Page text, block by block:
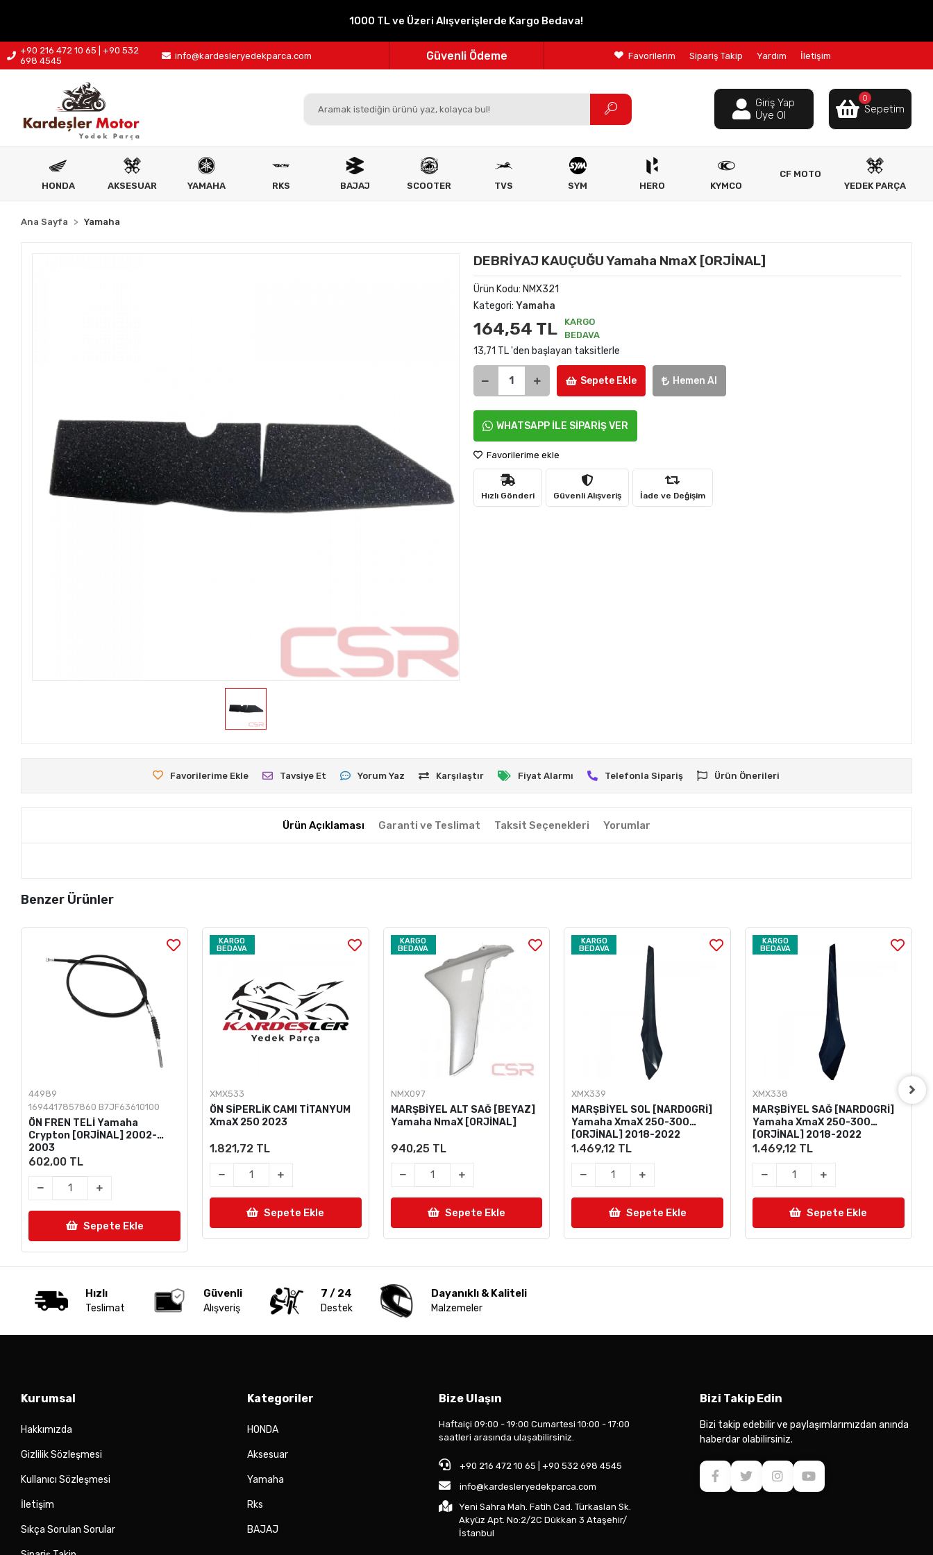
1000 TL ve Üzeri Alışverişlerde Kargo Bedava!
+90 216 472 10 65 | +90 532
698 4545
info@kardesleryedekparca.com
Parçanızın Online Adresi
100% Orijinal Ürün
Güvenli Ödeme
Ücretsiz İade
Favorilerim Sipariş Takip Yardım İletişim
Giriş Yap
Üye Ol
0
Sepetim
HONDA AKSESUAR YAMAHA RKS BAJAJ SCOOTER TVS SYM HERO KYMCO
CF MOTO
YEDEK PARÇA
Ana Sayfa Yamaha
DEBRİYAJ KAUÇUĞU Yamaha NmaX [ORJİNAL]
Ürün Kodu: NMX321
Kategori: Yamaha
164,54 TL
KARGO
BEDAVA
13,71 TL 'den başlayan taksitlerle
Sepete Ekle Hemen Al
WHATSAPP İLE SİPARİŞ VER
Favorilerime ekle
Hızlı Gönderi Güvenli Alışveriş İade ve Değişim
Favorilerime Ekle Tavsiye Et Yorum Yaz Karşılaştır Fiyat Alarmı Telefonla Sipariş Ürün Önerileri
Ürün Açıklaması Garanti ve Teslimat Taksit Seçenekleri Yorumlar
Benzer Ürünler
44989
1694417857860 B7JF63610100
ÖN FREN TELİ Yamaha
Crypton [ORJİNAL] 2002-
2003
602,00 TL
Sepete Ekle
KARGO
BEDAVA
XMX533
ÖN SİPERLİK CAMI TİTANYUM
XmaX 250 2023
1.821,72 TL
Sepete Ekle
KARGO
BEDAVA
NMX097
MARŞBİYEL ALT SAĞ [BEYAZ]
Yamaha NmaX [ORJİNAL]
940,25 TL
Sepete Ekle
KARGO
BEDAVA
XMX339
MARŞBİYEL SOL [NARDOGRİ]
Yamaha XmaX 250-300
[ORJİNAL] 2018-2022
1.469,12 TL
Sepete Ekle
KARGO
BEDAVA
XMX338
MARŞBİYEL SAĞ [NARDOGRİ]
Yamaha XmaX 250-300
[ORJİNAL] 2018-2022
1.469,12 TL
Sepete Ekle
Hızlı
Teslimat
Güvenli
Alışveriş
7 / 24
Destek
Dayanıklı & Kaliteli
Malzemeler
Kurumsal
Hakkımızda
Gizlilik Sözleşmesi
Kullanıcı Sözleşmesi
İletişim
Sıkça Sorulan Sorular
Kategoriler
HONDA
Aksesuar
Yamaha
Rks
BAJAJ
Bize Ulaşın
Haftaiçi 09:00 - 19:00 Cumartesi 10:00 - 17:00
saatleri arasında ulaşabilirsiniz.
+90 216 472 10 65 | +90 532 698 4545
info@kardesleryedekparca.com
Yeni Sahra Mah. Fatih Cad. Türkaslan Sk.
Akyüz Apt. No:2/2C Dükkan 3 Ataşehir/
İstanbul
Bizi Takip Edin
Bizi takip edebilir ve paylaşımlarımızdan anında
haberdar olabilirsiniz.